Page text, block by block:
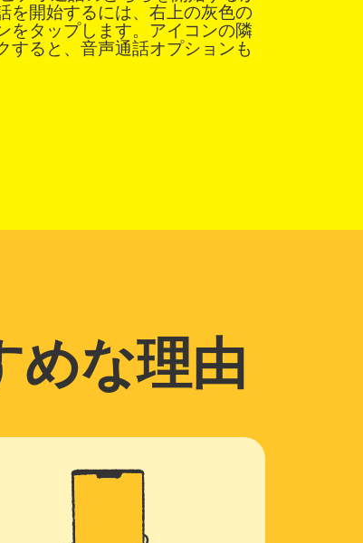
を開始するには、右上の灰色の
をタップします。アイコンの隣
すると、音声通話オプションも
めな理由